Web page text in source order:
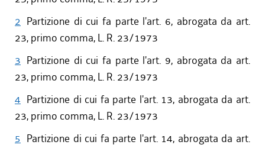
2 Partizione di cui fa parte l'art. 6, abrogata da art.
23, primo comma, L. R. 23/1973
3 Partizione di cui fa parte l'art. 9, abrogata da art.
23, primo comma, L. R. 23/1973
4 Partizione di cui fa parte l'art. 13, abrogata da art.
23, primo comma, L. R. 23/1973
5 Partizione di cui fa parte l'art. 14, abrogata da art.